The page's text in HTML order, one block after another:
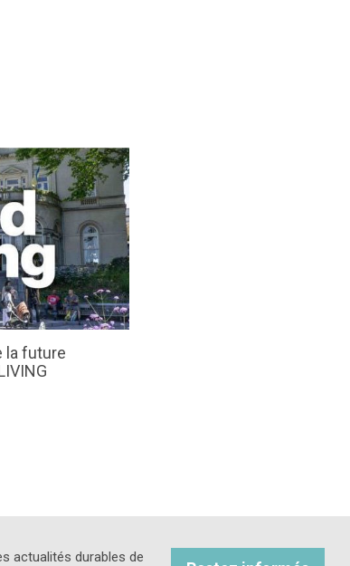
la future
actualités durables de